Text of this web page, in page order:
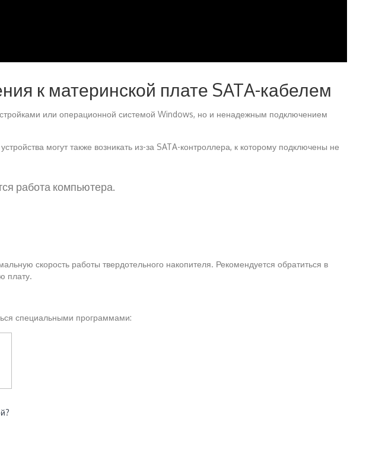
к материнской плате SATA-кабелем
или операционной системой Windows, но и ненадежным подключением
могут также возникать из-за SATA-контроллера, к которому подключены не
работа компьютера.
скорость работы твердотельного накопителя. Рекомендуется обратиться в
плату.
специальными программами: